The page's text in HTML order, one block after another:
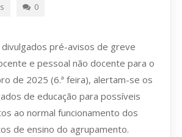
0
pré-avisos de greve
e pessoal não docente para o
de 2025 (6.ª feira), alertam-se os
de educação para possíveis
ao normal funcionamento dos
de ensino do agrupamento.